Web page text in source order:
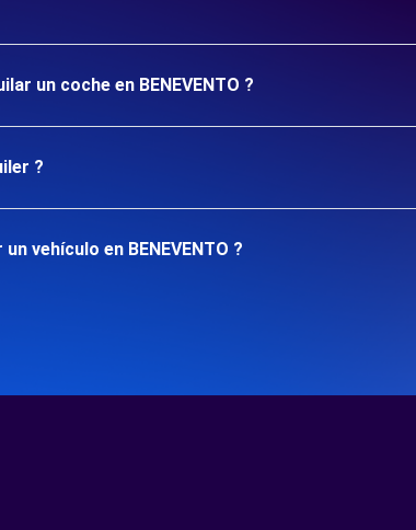
un coche en BENEVENTO ?
?
vehículo en BENEVENTO ?